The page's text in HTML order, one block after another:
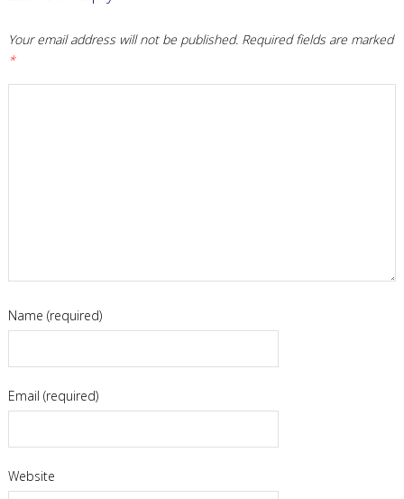
Your email address will not be published. Required fields are marked
*
Name (required)
Email (required)
Website